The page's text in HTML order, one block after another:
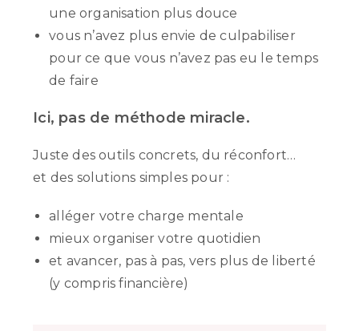
une organisation plus douce
vous n’avez plus envie de culpabiliser
pour ce que vous n’avez pas eu le temps
de faire
Ici, pas de méthode miracle.
Juste des outils concrets, du réconfort…
et des solutions simples pour :
alléger votre charge mentale
mieux organiser votre quotidien
et avancer, pas à pas, vers plus de liberté
(y compris financière)